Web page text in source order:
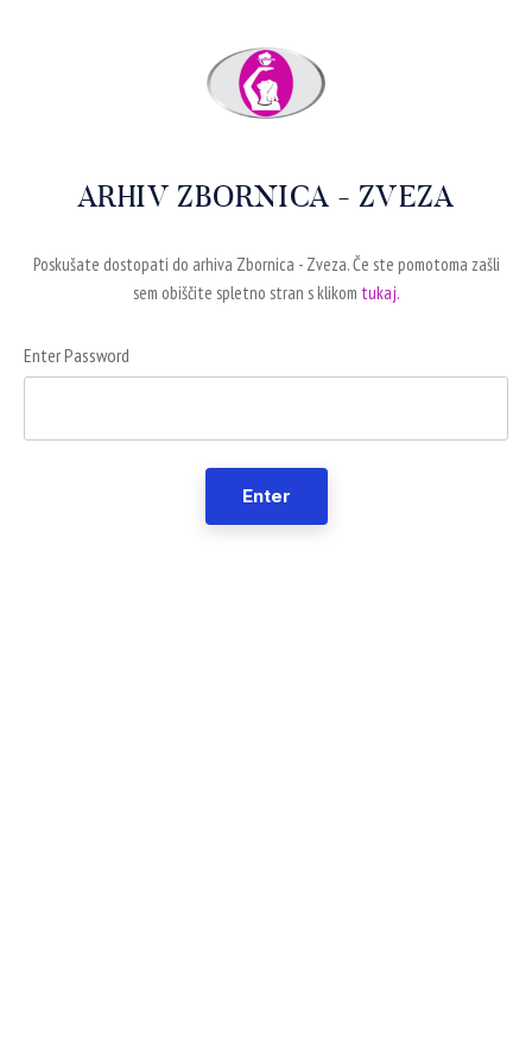
ARHIV ZBORNICA - ZVEZA
Poskušate dostopati do arhiva Zbornica - Zveza. Če ste pomotoma zašli
sem obiščite spletno stran s klikom tukaj.
Enter Password
Enter